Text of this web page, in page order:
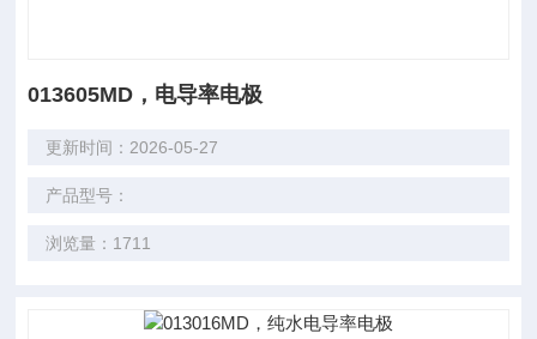
013605MD，电导率电极
更新时间：2026-05-27
产品型号：
浏览量：1711